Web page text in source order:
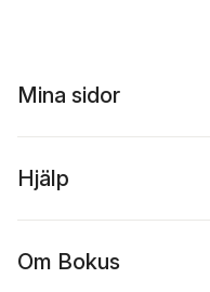
Mina sidor
Hjälp
Om Bokus